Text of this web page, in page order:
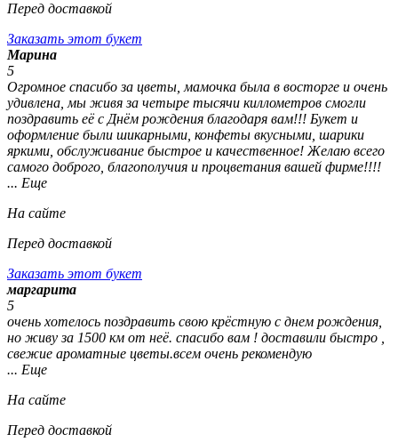
Перед доставкой
Заказать этот букет
Марина
5
Огромное спасибо за цветы, мамочка была в восторге и очень
удивлена, мы живя за четыре тысячи киллометров смогли
поздравить её с Днём рождения благодаря вам!!! Букет и
оформление были шикарными, конфеты вкусными, шарики
яркими, обслуживание быстрое и качественное! Желаю всего
самого доброго, благополучия и процветания вашей фирме!!!!
... Еще
На сайте
Перед доставкой
Заказать этот букет
маргарита
5
очень хотелось поздравить свою крёстную с днем рождения,
но живу за 1500 км от неё. спасибо вам ! доставили быстро ,
свежие ароматные цветы.всем очень рекомендую
... Еще
На сайте
Перед доставкой